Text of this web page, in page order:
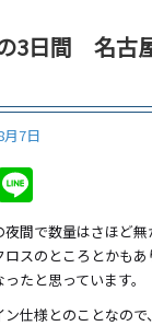
3日間 名古
月7日
夜間で数量はさほど
ロスのところとかも
たと思っています。
仕様とのことなので